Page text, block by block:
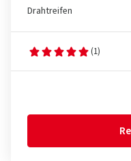
Drahtreifen
(1)